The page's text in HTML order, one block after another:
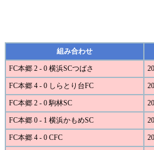
組み合わせ
FC本郷 2 - 0 横浜SCつばさ
FC本郷 4 - 0 しらとり台FC
FC本郷 2 - 0 駒林SC
FC本郷 0 - 1 横浜かもめSC
FC本郷 4 - 0 CFC